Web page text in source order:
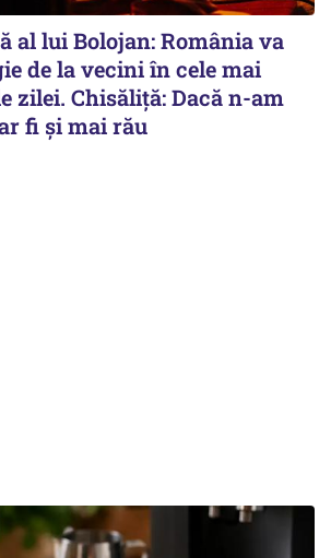
al lui Bolojan: România va
de la vecini în cele mai
zilei. Chisăliță: Dacă n-am
fi și mai rău